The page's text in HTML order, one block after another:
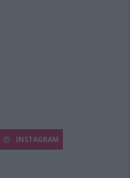
INSTAGRAM